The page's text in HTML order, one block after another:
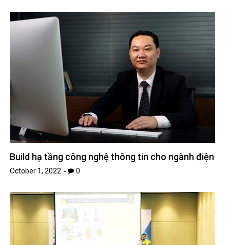
Build hạ tầng công nghệ thông tin cho ngành điện
October 1, 2022 0